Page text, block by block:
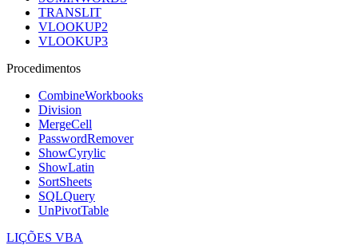
TRANSLIT
VLOOKUP2
VLOOKUP3
Procedimentos
CombineWorkbooks
Division
MergeCell
PasswordRemover
ShowCyrylic
ShowLatin
SortSheets
SQLQuery
UnPivotTable
LIÇÕES VBA